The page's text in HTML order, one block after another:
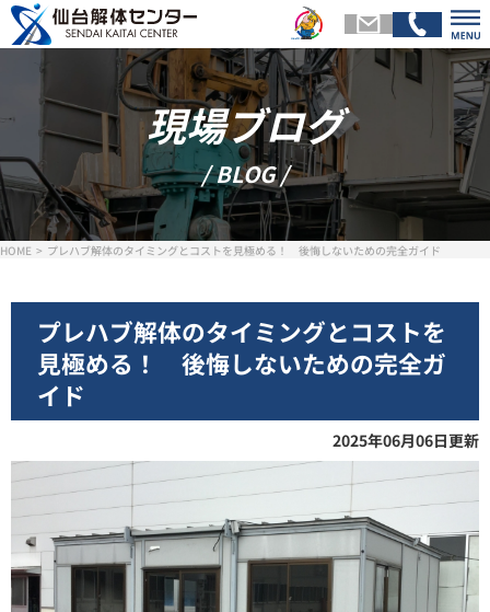
トップページ 会社
解体メニュー
スタッフ紹介 施工
お客様の声 現場
お問い合わせ
現場ブログ
/ BLOG /
HOME プレハブ解体のタイミングとコストを見極める！ 後悔しないための完全ガイド
プレハブ解体のタイミングとコストを
見極める！ 後悔しないための完全ガ
イド
2025年06月06日更新